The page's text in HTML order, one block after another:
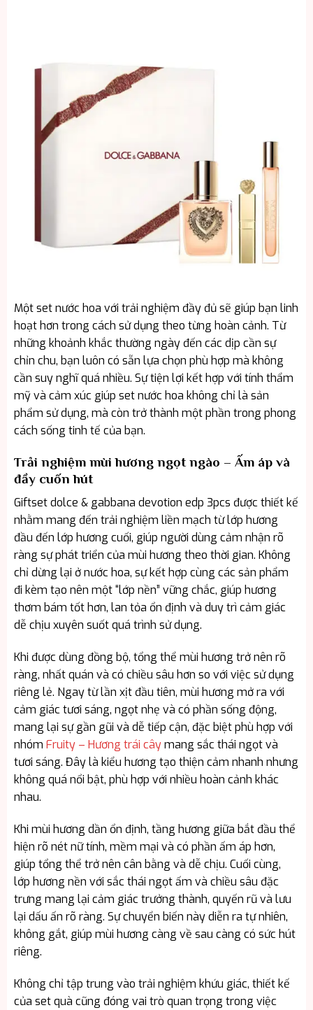
Một set nước hoa với trải nghiệm đầy đủ sẽ giúp bạn linh
hoạt hơn trong cách sử dụng theo từng hoàn cảnh. Từ
những khoảnh khắc thường ngày đến các dịp cần sự
chỉn chu, bạn luôn có sẵn lựa chọn phù hợp mà không
cần suy nghĩ quá nhiều. Sự tiện lợi kết hợp với tính thẩm
mỹ và cảm xúc giúp set nước hoa không chỉ là sản
phẩm sử dụng, mà còn trở thành một phần trong phong
cách sống tinh tế của bạn.
Trải nghiệm mùi hương ngọt ngào – Ấm áp và
đầy cuốn hút
Giftset dolce & gabbana devotion edp 3pcs được thiết kế
nhằm mang đến trải nghiệm liền mạch từ lớp hương
đầu đến lớp hương cuối, giúp người dùng cảm nhận rõ
ràng sự phát triển của mùi hương theo thời gian. Không
chỉ dừng lại ở nước hoa, sự kết hợp cùng các sản phẩm
đi kèm tạo nên một “lớp nền” vững chắc, giúp hương
thơm bám tốt hơn, lan tỏa ổn định và duy trì cảm giác
dễ chịu xuyên suốt quá trình sử dụng.
Khi được dùng đồng bộ, tổng thể mùi hương trở nên rõ
ràng, nhất quán và có chiều sâu hơn so với việc sử dụng
riêng lẻ. Ngay từ lần xịt đầu tiên, mùi hương mở ra với
cảm giác tươi sáng, ngọt nhẹ và có phần sống động,
mang lại sự gần gũi và dễ tiếp cận, đặc biệt phù hợp với
nhóm Fruity – Hương trái câymang sắc thái ngọt và
tươi sáng. Đây là kiểu hương tạo thiện cảm nhanh nhưng
không quá nổi bật, phù hợp với nhiều hoàn cảnh khác
nhau.
Khi mùi hương dần ổn định, tầng hương giữa bắt đầu thể
hiện rõ nét nữ tính, mềm mại và có phần ấm áp hơn,
giúp tổng thể trở nên cân bằng và dễ chịu. Cuối cùng,
lớp hương nền với sắc thái ngọt ấm và chiều sâu đặc
trưng mang lại cảm giác trưởng thành, quyến rũ và lưu
lại dấu ấn rõ ràng. Sự chuyển biến này diễn ra tự nhiên,
không gắt, giúp mùi hương càng về sau càng có sức hút
riêng.
Không chỉ tập trung vào trải nghiệm khứu giác, thiết kế
của set quà cũng đóng vai trò quan trọng trong việc